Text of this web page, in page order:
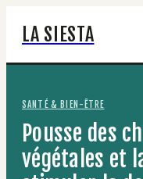
LA SIESTA
SANTÉ & BIEN-ÊTRE
Pousse des
végétales et